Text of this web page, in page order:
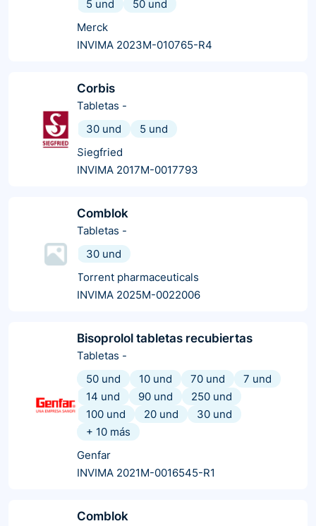
5 und
50 und
Merck
INVIMA 2023M-010765-R4
Corbis
Tabletas -
30 und
5 und
Siegfried
INVIMA 2017M-0017793
Comblok
Tabletas -
30 und
Torrent pharmaceuticals
INVIMA 2025M-0022006
Bisoprolol tabletas recubiertas
Tabletas -
50 und
10 und 70 und
7 und
14 und
90 und
250 und
100 und
20 und
30 und
+ 10 más
Genfar
INVIMA 2021M-0016545-R1
Comblok